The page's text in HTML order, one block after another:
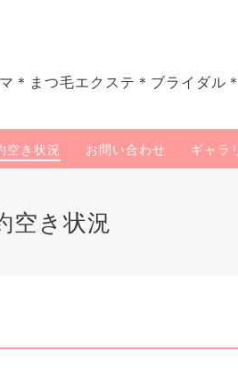
まつ毛エクステ＊ブライダル
空き状況 お問い合わせ ギャラ
空き状況